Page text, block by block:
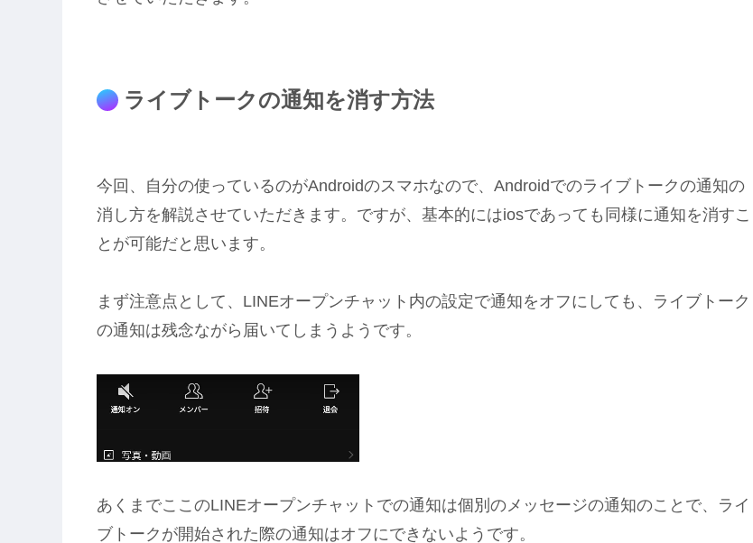
ライブトークの通知を消す方法
今回、自分の使っているのがAndroidのスマホなので、Androidでのライブトークの通知の
消し方を解説させていただきます。ですが、基本的にはiosであっても同様に通知を消すこ
とが可能だと思います。
まず注意点として、LINEオープンチャット内の設定で通知をオフにしても、ライブトーク
の通知は残念ながら届いてしまうようです。
あくまでここのLINEオープンチャットでの通知は個別のメッセージの通知のことで、ライ
ブトークが開始された際の通知はオフにできないようです。